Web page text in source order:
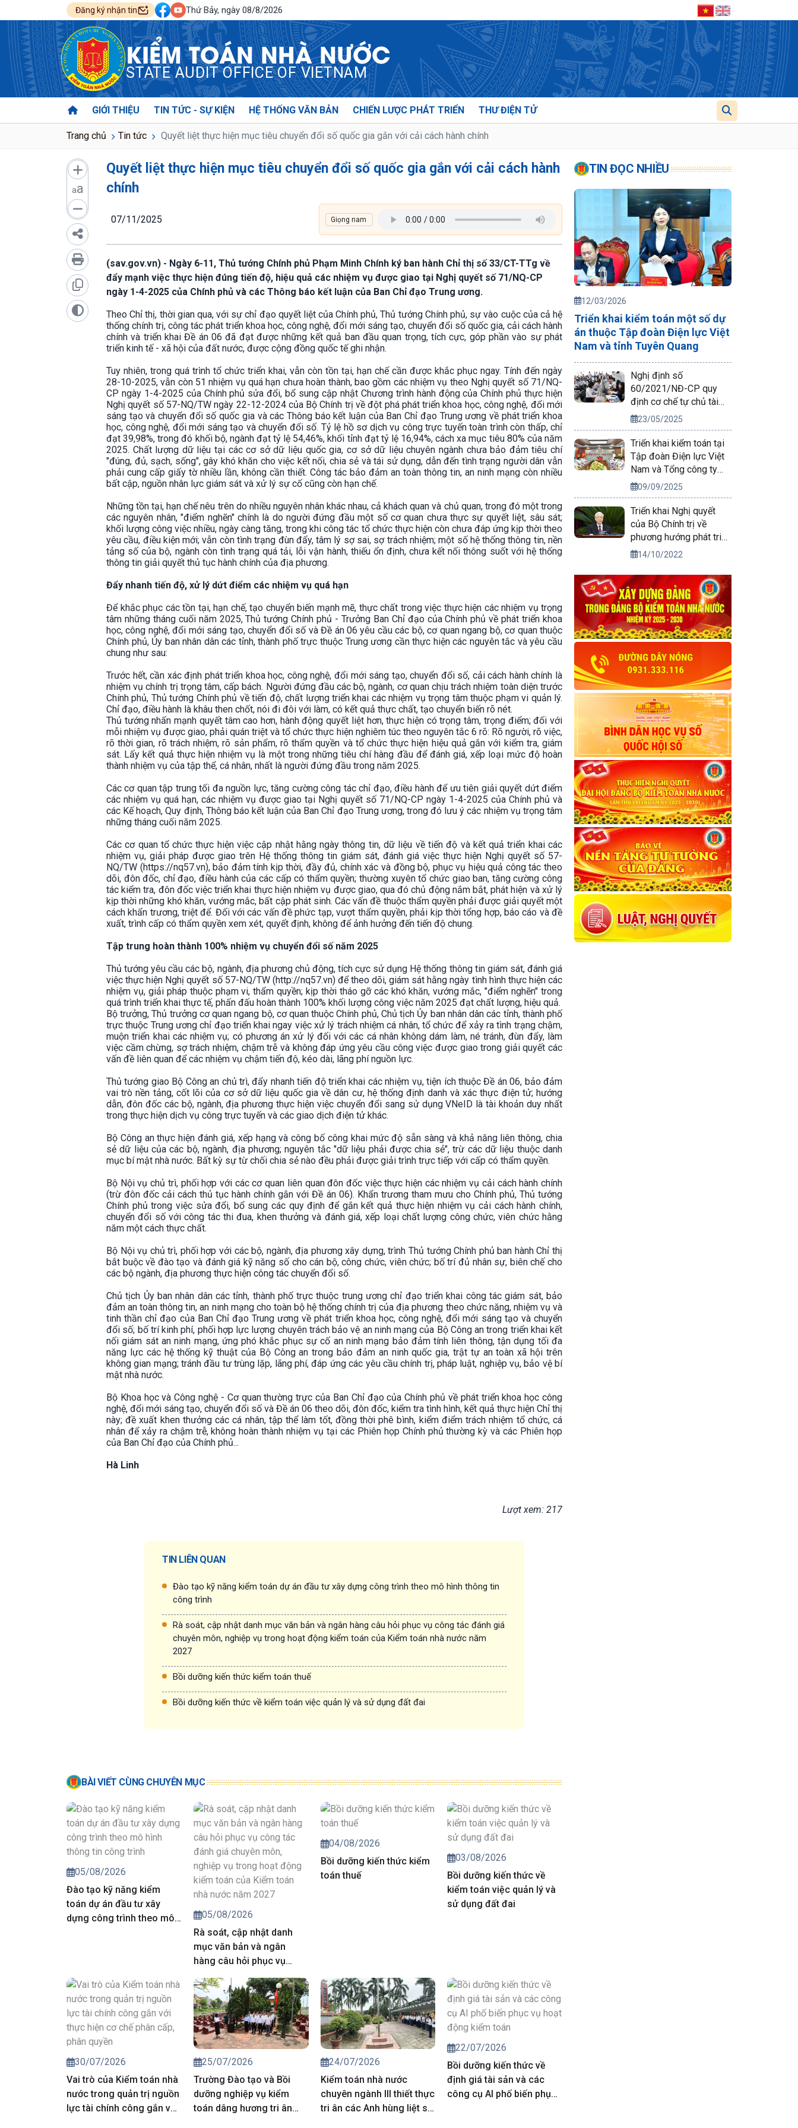
Đăng ký nhận tin Thứ Bảy, ngày 08/8/2026
KIỂM TOÁN NHÀ NƯỚC
STATE AUDIT OFFICE OF VIETNAM
GIỚI THIỆU TIN TỨC - SỰ KIỆN HỆ THỐNG VĂN BẢN CHIẾN LƯỢC PHÁT TRIỂN THƯ ĐIỆN TỬ
Trang chủ Tin tức Quyết liệt thực hiện mục tiêu chuyển đổi số quốc gia gắn với cải cách hành chính
aa
Quyết liệt thực hiện mục tiêu chuyển đổi số quốc gia gắn với cải cách hành
chính
07/11/2025
(sav.gov.vn) - Ngày 6-11, Thủ tướng Chính phủ Phạm Minh Chính ký ban hành Chỉ thị số 33/CT-TTg về
đẩy mạnh việc thực hiện đúng tiến độ, hiệu quả các nhiệm vụ được giao tại Nghị quyết số 71/NQ-CP
ngày 1-4-2025 của Chính phủ và các Thông báo kết luận của Ban Chỉ đạo Trung ương.
Theo Chỉ thị, thời gian qua, với sự chỉ đạo quyết liệt của Chính phủ, Thủ tướng Chính phủ, sự vào cuộc của cả hệ
thống chính trị, công tác phát triển khoa học, công nghệ, đổi mới sáng tạo, chuyển đổi số quốc gia, cải cách hành
chính và triển khai Đề án 06 đã đạt được những kết quả ban đầu quan trọng, tích cực, góp phần vào sự phát
triển kinh tế - xã hội của đất nước, được cộng đồng quốc tế ghi nhận.
Tuy nhiên, trong quá trình tổ chức triển khai, vẫn còn tồn tại, hạn chế cần được khắc phục ngay. Tính đến ngày
28-10-2025, vẫn còn 51 nhiệm vụ quá hạn chưa hoàn thành, bao gồm các nhiệm vụ theo Nghị quyết số 71/NQ-
CP ngày 1-4-2025 của Chính phủ sửa đổi, bổ sung cập nhật Chương trình hành động của Chính phủ thực hiện
Nghị quyết số 57-NQ/TW ngày 22-12-2024 của Bộ Chính trị về đột phá phát triển khoa học, công nghệ, đổi mới
sáng tạo và chuyển đổi số quốc gia và các Thông báo kết luận của Ban Chỉ đạo Trung ương về phát triển khoa
học, công nghệ, đổi mới sáng tạo và chuyển đổi số. Tỷ lệ hồ sơ dịch vụ công trực tuyến toàn trình còn thấp, chỉ
đạt 39,98%, trong đó khối bộ, ngành đạt tỷ lệ 54,46%, khối tỉnh đạt tỷ lệ 16,94%, cách xa mục tiêu 80% của năm
2025. Chất lượng dữ liệu tại các cơ sở dữ liệu quốc gia, cơ sở dữ liệu chuyên ngành chưa bảo đảm tiêu chí
"đúng, đủ, sạch, sống", gây khó khăn cho việc kết nối, chia sẻ và tái sử dụng, dẫn đến tình trạng người dân vẫn
phải cung cấp giấy tờ nhiều lần, không cần thiết. Công tác bảo đảm an toàn thông tin, an ninh mạng còn nhiều
bất cập, nguồn nhân lực giám sát và xử lý sự cố cũng còn hạn chế.
Những tồn tại, hạn chế nêu trên do nhiều nguyên nhân khác nhau, cả khách quan và chủ quan, trong đó một trong
các nguyên nhân, "điểm nghẽn" chính là do người đứng đầu một số cơ quan chưa thực sự quyết liệt, sâu sát;
khối lượng công việc nhiều, ngày càng tăng, trong khi công tác tổ chức thực hiện còn chưa đáp ứng kịp thời theo
yêu cầu, điều kiện mới; vẫn còn tình trạng đùn đẩy, tâm lý sợ sai, sợ trách nhiệm; một số hệ thống thông tin, nền
tảng số của bộ, ngành còn tình trạng quá tải, lỗi vận hành, thiếu ổn định, chưa kết nối thông suốt với hệ thống
thông tin giải quyết thủ tục hành chính của địa phương.
Đẩy nhanh tiến độ, xử lý dứt điểm các nhiệm vụ quá hạn
Để khắc phục các tồn tại, hạn chế, tạo chuyển biến mạnh mẽ, thực chất trong việc thực hiện các nhiệm vụ trọng
tâm những tháng cuối năm 2025, Thủ tướng Chính phủ - Trưởng Ban Chỉ đạo của Chính phủ về phát triển khoa
học, công nghệ, đổi mới sáng tạo, chuyển đổi số và Đề án 06 yêu cầu các bộ, cơ quan ngang bộ, cơ quan thuộc
Chính phủ, Ủy ban nhân dân các tỉnh, thành phố trực thuộc Trung ương cần thực hiện các nguyên tắc và yêu cầu
chung như sau:
Trước hết, cần xác định phát triển khoa học, công nghệ, đổi mới sáng tạo, chuyển đổi số, cải cách hành chính là
nhiệm vụ chính trị trọng tâm, cấp bách. Người đứng đầu các bộ, ngành, cơ quan chịu trách nhiệm toàn diện trước
Chính phủ, Thủ tướng Chính phủ về tiến độ, chất lượng triển khai các nhiệm vụ trọng tâm thuộc phạm vi quản lý.
Chỉ đạo, điều hành là khâu then chốt, nói đi đôi với làm, có kết quả thực chất, tạo chuyển biến rõ nét.
Thủ tướng nhấn mạnh quyết tâm cao hơn, hành động quyết liệt hơn, thực hiện có trọng tâm, trọng điểm; đối với
mỗi nhiệm vụ được giao, phải quán triệt và tổ chức thực hiện nghiêm túc theo nguyên tắc 6 rõ: Rõ người, rõ việc,
rõ thời gian, rõ trách nhiệm, rõ sản phẩm, rõ thẩm quyền và tổ chức thực hiện hiệu quả gắn với kiểm tra, giám
sát. Lấy kết quả thực hiện nhiệm vụ là một trong những tiêu chí hàng đầu để đánh giá, xếp loại mức độ hoàn
thành nhiệm vụ của tập thể, cá nhân, nhất là người đứng đầu trong năm 2025.
Các cơ quan tập trung tối đa nguồn lực, tăng cường công tác chỉ đạo, điều hành để ưu tiên giải quyết dứt điểm
các nhiệm vụ quá hạn, các nhiệm vụ được giao tại Nghị quyết số 71/NQ-CP ngày 1-4-2025 của Chính phủ và
các Kế hoạch, Quy định, Thông báo kết luận của Ban Chỉ đạo Trung ương, trong đó lưu ý các nhiệm vụ trọng tâm
những tháng cuối năm 2025.
Các cơ quan tổ chức thực hiện việc cập nhật hằng ngày thông tin, dữ liệu về tiến độ và kết quả triển khai các
nhiệm vụ, giải pháp được giao trên Hệ thống thông tin giám sát, đánh giá việc thực hiện Nghị quyết số 57-
NQ/TW (https://nq57.vn), bảo đảm tính kịp thời, đầy đủ, chính xác và đồng bộ, phục vụ hiệu quả công tác theo
dõi, đôn đốc, chỉ đạo, điều hành của các cấp có thẩm quyền; thường xuyên tổ chức giao ban, tăng cường công
tác kiểm tra, đôn đốc việc triển khai thực hiện nhiệm vụ được giao, qua đó chủ động nắm bắt, phát hiện và xử lý
kịp thời những khó khăn, vướng mắc, bất cập phát sinh. Các vấn đề thuộc thẩm quyền phải được giải quyết một
cách khẩn trương, triệt để. Đối với các vấn đề phức tạp, vượt thẩm quyền, phải kịp thời tổng hợp, báo cáo và đề
xuất, trình cấp có thẩm quyền xem xét, quyết định, không để ảnh hưởng đến tiến độ chung.
Tập trung hoàn thành 100% nhiệm vụ chuyển đổi số năm 2025
Thủ tướng yêu cầu các bộ, ngành, địa phương chủ động, tích cực sử dụng Hệ thống thông tin giám sát, đánh giá
việc thực hiện Nghị quyết số 57-NQ/TW (http://nq57.vn) để theo dõi, giám sát hằng ngày tình hình thực hiện các
nhiệm vụ, giải pháp thuộc phạm vi, thẩm quyền; kịp thời tháo gỡ các khó khăn, vướng mắc, "điểm nghẽn" trong
quá trình triển khai thực tế, phấn đấu hoàn thành 100% khối lượng công việc năm 2025 đạt chất lượng, hiệu quả.
Bộ trưởng, Thủ trưởng cơ quan ngang bộ, cơ quan thuộc Chính phủ, Chủ tịch Ủy ban nhân dân các tỉnh, thành phố
trực thuộc Trung ương chỉ đạo triển khai ngay việc xử lý trách nhiệm cá nhân, tổ chức để xảy ra tình trạng chậm,
muộn triển khai các nhiệm vụ; có phương án xử lý đối với các cá nhân không dám làm, né tránh, đùn đẩy, làm
việc cầm chừng, sợ trách nhiệm, chậm trễ và không đáp ứng yêu cầu công việc được giao trong giải quyết các
vấn đề liên quan để các nhiệm vụ chậm tiến độ, kéo dài, lãng phí nguồn lực.
Thủ tướng giao Bộ Công an chủ trì, đẩy nhanh tiến độ triển khai các nhiệm vụ, tiện ích thuộc Đề án 06, bảo đảm
vai trò nền tảng, cốt lõi của cơ sở dữ liệu quốc gia về dân cư, hệ thống định danh và xác thực điện tử; hướng
dẫn, đôn đốc các bộ, ngành, địa phương thực hiện việc chuyển đổi sang sử dụng VNeID là tài khoản duy nhất
trong thực hiện dịch vụ công trực tuyến và các giao dịch điện tử khác.
Bộ Công an thực hiện đánh giá, xếp hạng và công bố công khai mức độ sẵn sàng và khả năng liên thông, chia
sẻ dữ liệu của các bộ, ngành, địa phương; nguyên tắc "dữ liệu phải được chia sẻ", trừ các dữ liệu thuộc danh
mục bí mật nhà nước. Bất kỳ sự từ chối chia sẻ nào đều phải được giải trình trực tiếp với cấp có thẩm quyền.
Bộ Nội vụ chủ trì, phối hợp với các cơ quan liên quan đôn đốc việc thực hiện các nhiệm vụ cải cách hành chính
(trừ đôn đốc cải cách thủ tục hành chính gắn với Đề án 06). Khẩn trương tham mưu cho Chính phủ, Thủ tướng
Chính phủ trong việc sửa đổi, bổ sung các quy định để gắn kết quả thực hiện nhiệm vụ cải cách hành chính,
chuyển đổi số với công tác thi đua, khen thưởng và đánh giá, xếp loại chất lượng công chức, viên chức hằng
năm một cách thực chất.
Bộ Nội vụ chủ trì, phối hợp với các bộ, ngành, địa phương xây dựng, trình Thủ tướng Chính phủ ban hành Chỉ thị
bắt buộc về đào tạo và đánh giá kỹ năng số cho cán bộ, công chức, viên chức; bố trí đủ nhân sự, biên chế cho
các bộ ngành, địa phương thực hiện công tác chuyển đổi số.
Chủ tịch Ủy ban nhân dân các tỉnh, thành phố trực thuộc trung ương chỉ đạo triển khai công tác giám sát, bảo
đảm an toàn thông tin, an ninh mạng cho toàn bộ hệ thống chính trị của địa phương theo chức năng, nhiệm vụ và
tinh thần chỉ đạo của Ban Chỉ đạo Trung ương về phát triển khoa học, công nghệ, đổi mới sáng tạo và chuyển
đổi số; bố trí kinh phí, phối hợp lực lượng chuyên trách bảo vệ an ninh mạng của Bộ Công an trong triển khai kết
nối giám sát an ninh mạng, ứng phó khắc phục sự cố an ninh mạng bảo đảm tính liên thông, tận dụng tối đa
năng lực các hệ thống kỹ thuật của Bộ Công an trong bảo đảm an ninh quốc gia, trật tự an toàn xã hội trên
không gian mạng; tránh đầu tư trùng lặp, lãng phí, đáp ứng các yêu cầu chính trị, pháp luật, nghiệp vụ, bảo vệ bí
mật nhà nước.
Bộ Khoa học và Công nghệ - Cơ quan thường trực của Ban Chỉ đạo của Chính phủ về phát triển khoa học công
nghệ, đổi mới sáng tạo, chuyển đổi số và Đề án 06 theo dõi, đôn đốc, kiểm tra tình hình, kết quả thực hiện Chỉ thị
này; đề xuất khen thưởng các cá nhân, tập thể làm tốt, đồng thời phê bình, kiểm điểm trách nhiệm tổ chức, cá
nhân để xảy ra chậm trễ, không hoàn thành nhiệm vụ tại các Phiên họp Chính phủ thường kỳ và các Phiên họp
của Ban Chỉ đạo của Chính phủ...
Hà Linh
Lượt xem: 217
TIN LIÊN QUAN
Đào tạo kỹ năng kiểm toán dự án đầu tư xây dựng công trình theo mô hình thông tin
công trình
Rà soát, cập nhật danh mục văn bản và ngân hàng câu hỏi phục vụ công tác đánh giá
chuyên môn, nghiệp vụ trong hoạt động kiểm toán của Kiểm toán nhà nước năm
2027
Bồi dưỡng kiến thức kiểm toán thuế
Bồi dưỡng kiến thức về kiểm toán việc quản lý và sử dụng đất đai
BÀI VIẾT CÙNG CHUYÊN MỤC
05/08/2026
Đào tạo kỹ năng kiểm
toán dự án đầu tư xây
dựng công trình theo mô
05/08/2026
Rà soát, cập nhật danh
mục văn bản và ngân
hàng câu hỏi phục vụ
công tác đánh giá chuyên
môn, nghiệp vụ trong hoạt
động kiểm toán của Kiểm
toán nhà nước năm 2027
04/08/2026
Bồi dưỡng kiến thức kiểm
toán thuế
03/08/2026
Bồi dưỡng kiến thức về
kiểm toán việc quản lý và
sử dụng đất đai
30/07/2026
Vai trò của Kiểm toán nhà
nước trong quản trị nguồn
lực tài chính công gắn với
25/07/2026
Trường Đào tạo và Bồi
dưỡng nghiệp vụ kiểm
toán dâng hương tri ân
24/07/2026
Kiểm toán nhà nước
chuyên ngành III thiết thực
tri ân các Anh hùng liệt sĩ,
22/07/2026
Bồi dưỡng kiến thức về
định giá tài sản và các
công cụ AI phố biến phục
TIN ĐỌC NHIỀU
12/03/2026
Triển khai kiểm toán một số dự
án thuộc Tập đoàn Điện lực Việt
Nam và tỉnh Tuyên Quang
Nghị định số
60/2021/NĐ-CP quy
định cơ chế tự chủ tài
chính của đơn vị sự
nghiệp công lập
23/05/2025
Triển khai kiểm toán tại
Tập đoàn Điện lực Việt
Nam và Tổng công ty
Phát điện 2
09/09/2025
Triển khai Nghị quyết
của Bộ Chính trị về
phương hướng phát triển
kinh tế xã hội và bảo
ninh vùng Tây Nguyên
đến năm 2030, tầm nhìn
đến năm 2045
14/10/2022